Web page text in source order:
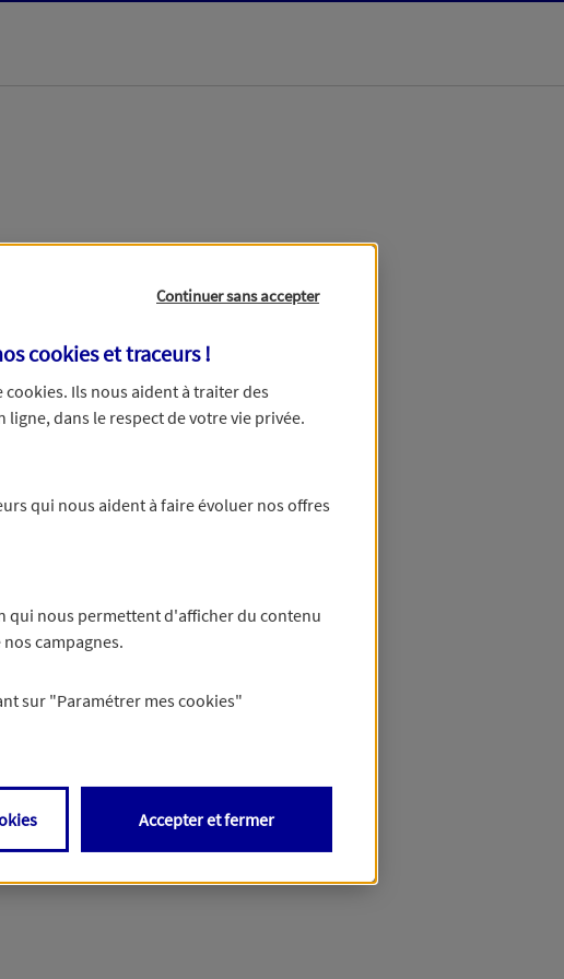
Continuer sans accepter
cookies et traceurs!
cookies. Ils nous aident à traiter des
dans le respect de votre vie privée.
qui nous aident à faire évoluer nos offres
qui nous permettent d'afficher du contenu
campagnes.
sur "Paramétrer mes cookies"
Accepter et fermer